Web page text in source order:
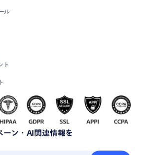
ル
ト
ーン・ AI関連情報を